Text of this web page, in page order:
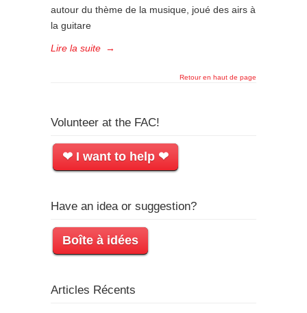
autour du thème de la musique, joué des airs à
la guitare
Lire la suite →
Retour en haut de page
Volunteer at the FAC!
❤ I want to help ❤
Have an idea or suggestion?
Boîte à idées
Articles Récents